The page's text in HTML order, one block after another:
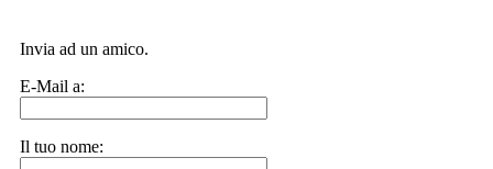
Invia ad un amico.
E-Mail a:
Il tuo nome: